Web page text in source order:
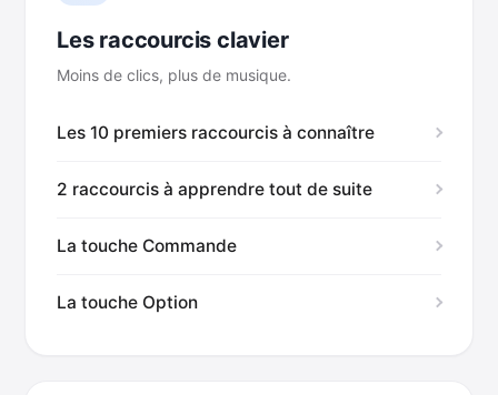
Les raccourcis clavier
Moins de clics, plus de musique.
Les 10 premiers raccourcis à connaître
2 raccourcis à apprendre tout de suite
La touche Commande
La touche Option